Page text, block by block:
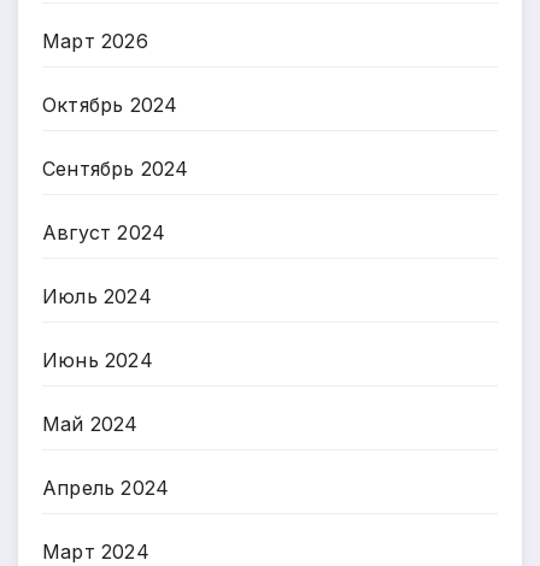
Март 2026
Октябрь 2024
Сентябрь 2024
Август 2024
Июль 2024
Июнь 2024
Май 2024
Апрель 2024
Март 2024